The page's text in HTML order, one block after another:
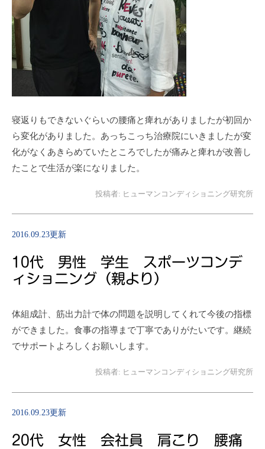
寝返りもできないぐらいの腰痛と痺れがありましたが初回か
ら変化がありました。あっちこっち治療院にいきましたが変
化がなくあきらめていたところでしたが痛みと痺れが改善し
たことで生活が楽になりました。
投稿者: ヒューマンコンディショニング研究所
2016.09.23更新
10代 男性 学生 スポーツコンデ
ィショニング（親より）
体組成計、筋出力計で体の問題を説明してくれて今後の指標
ができました。食事の指導まで丁寧でありがたいです。継続
でサポートよろしくお願いします。
投稿者: ヒューマンコンディショニング研究所
2016.09.23更新
20代 女性 会社員 肩こり 腰痛